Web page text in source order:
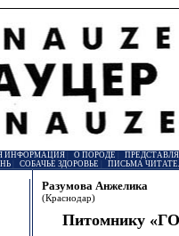
ИНФОРМАЦИЯ| О ПОРОДЕ
| СОБАЧЬЕ ЗДОРОВЬЕ ПИСЬМА
Разумова Анжелика
(Краснодар)
Питомнику